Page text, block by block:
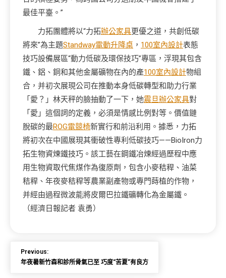
最佳平臺。”
力拓團體將以“力拓辦公家具更優之道，共創低碳
將來”為主題Standway電動升降桌 ， 100室內設計表態
技巧設備展區“動力低碳及環保技巧”專區，浮現其包含
鐵、鋁、銅和其他金屬礦物在內的產100室內設計物組
合，并初次展現公司在推動本身低碳轉型和助力行業
「愛？」林天秤的臉抽動了一下，她震旦辦公家具對
「愛」這個詞的定義，必須是情感比例對等。價值鏈
脫碳的最ROG電競椅新實行和前沿利用。據悉，力拓
將初次在中國展現其衝破性專利低碳技巧——BioIron力
拓生物資煉鐵技巧。該工藝在鋼鐵冶煉經過歷程中應
用生物資取代焦煤作為復原劑，包含小麥秸稈、油菜
秸稈、年夜麥秸稈等農業副產物或專門蒔植的作物，
并經由過程微波能將皮爾巴拉鐵礦轉化為金屬鐵。
（經濟日報記者 袁勇）
Previous:
年夜暑新竹森和診所骨氣已至 巧度“苦夏”有良方